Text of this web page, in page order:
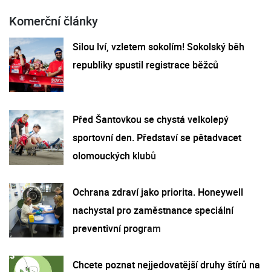
Komerční články
Silou lví, vzletem sokolím! Sokolský běh
republiky spustil registrace běžců
Před Šantovkou se chystá velkolepý
sportovní den. Představí se pětadvacet
olomouckých klubů
Ochrana zdraví jako priorita. Honeywell
nachystal pro zaměstnance speciální
preventivní program
Chcete poznat nejjedovatější druhy štírů na